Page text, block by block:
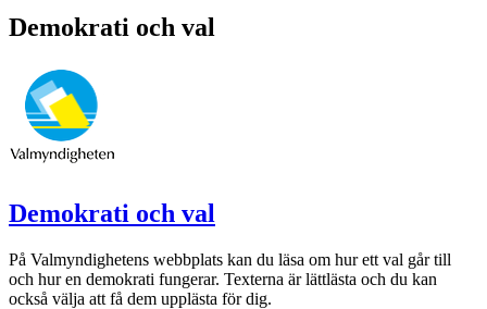
Demokrati och val
Demokrati och val
På Valmyndighetens webbplats kan du läsa om hur ett val går till
och hur en demokrati fungerar. Texterna är lättlästa och du kan
också välja att få dem upplästa för dig.